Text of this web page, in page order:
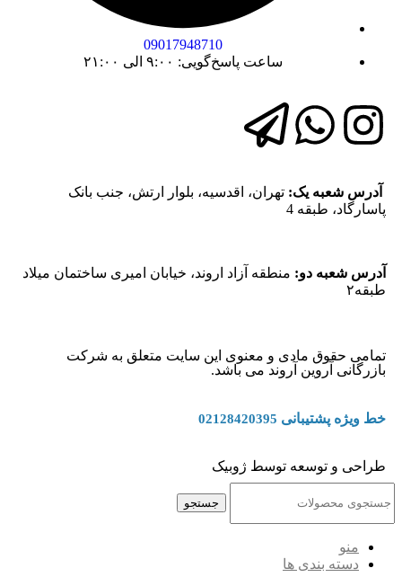
09017948710
ساعت پاسخ‌گویی: ۹:۰۰ الی ۲۱:۰۰
آدرس شعبه یک: تهران، اقدسیه، بلوار ارتش، جنب بانک
پاسارگاد، طبقه 4
آدرس شعبه دو: منطقه آزاد اروند، خیابان امیری ساختمان میلاد
طبقه۲
تمامی حقوق مادی و معنوی این سایت متعلق به شرکت
بازرگانی آروین آروند می باشد.
خط ویژه پشتیبانی 02128420395
طراحی و توسعه توسط ژوبیک
جستجو
منو
دسته بندی ها